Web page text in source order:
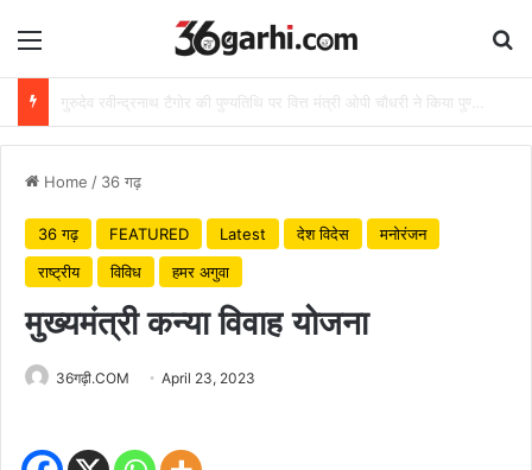
Menu
Home / 36 गढ़
36 गढ़ FEATURED Latest देश विदेस
मनोरंजन
राष्ट्रीय
विविध हमर अगुवा
मुख्यमंत्री कन्या विवाह योजना
36गढ़ी.COM April 23, 2023